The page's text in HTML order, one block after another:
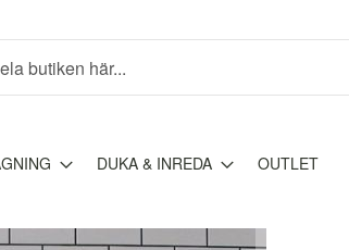
DUKA & INREDA OUTLET